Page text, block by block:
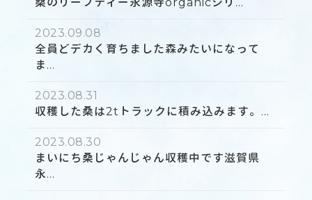
2023.09.08
全員どデカく育ちました森みたいになって
ま...
2023.08.31
収穫した桑は2tトラックに積み込みます。...
2023.08.30
まいにち桑じゃんじゃん収穫中です滋賀県
永...